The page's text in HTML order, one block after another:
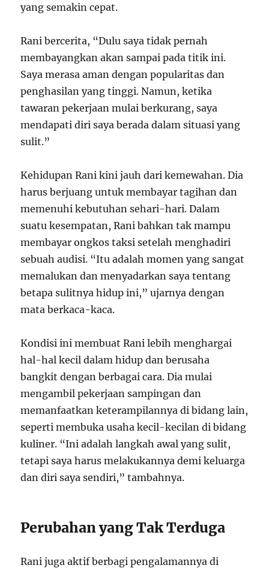
yang semakin cepat.
Rani bercerita, “Dulu saya tidak pernah
membayangkan akan sampai pada titik ini.
Saya merasa aman dengan popularitas dan
penghasilan yang tinggi. Namun, ketika
tawaran pekerjaan mulai berkurang, saya
mendapati diri saya berada dalam situasi yang
sulit.”
Kehidupan Rani kini jauh dari kemewahan. Dia
harus berjuang untuk membayar tagihan dan
memenuhi kebutuhan sehari-hari. Dalam
suatu kesempatan, Rani bahkan tak mampu
membayar ongkos taksi setelah menghadiri
sebuah audisi. “Itu adalah momen yang sangat
memalukan dan menyadarkan saya tentang
betapa sulitnya hidup ini,” ujarnya dengan
mata berkaca-kaca.
Kondisi ini membuat Rani lebih menghargai
hal-hal kecil dalam hidup dan berusaha
bangkit dengan berbagai cara. Dia mulai
mengambil pekerjaan sampingan dan
memanfaatkan keterampilannya di bidang lain,
seperti membuka usaha kecil-kecilan di bidang
kuliner. “Ini adalah langkah awal yang sulit,
tetapi saya harus melakukannya demi keluarga
dan diri saya sendiri,” tambahnya.
Perubahan yang Tak Terduga
Rani juga aktif berbagi pengalamannya di